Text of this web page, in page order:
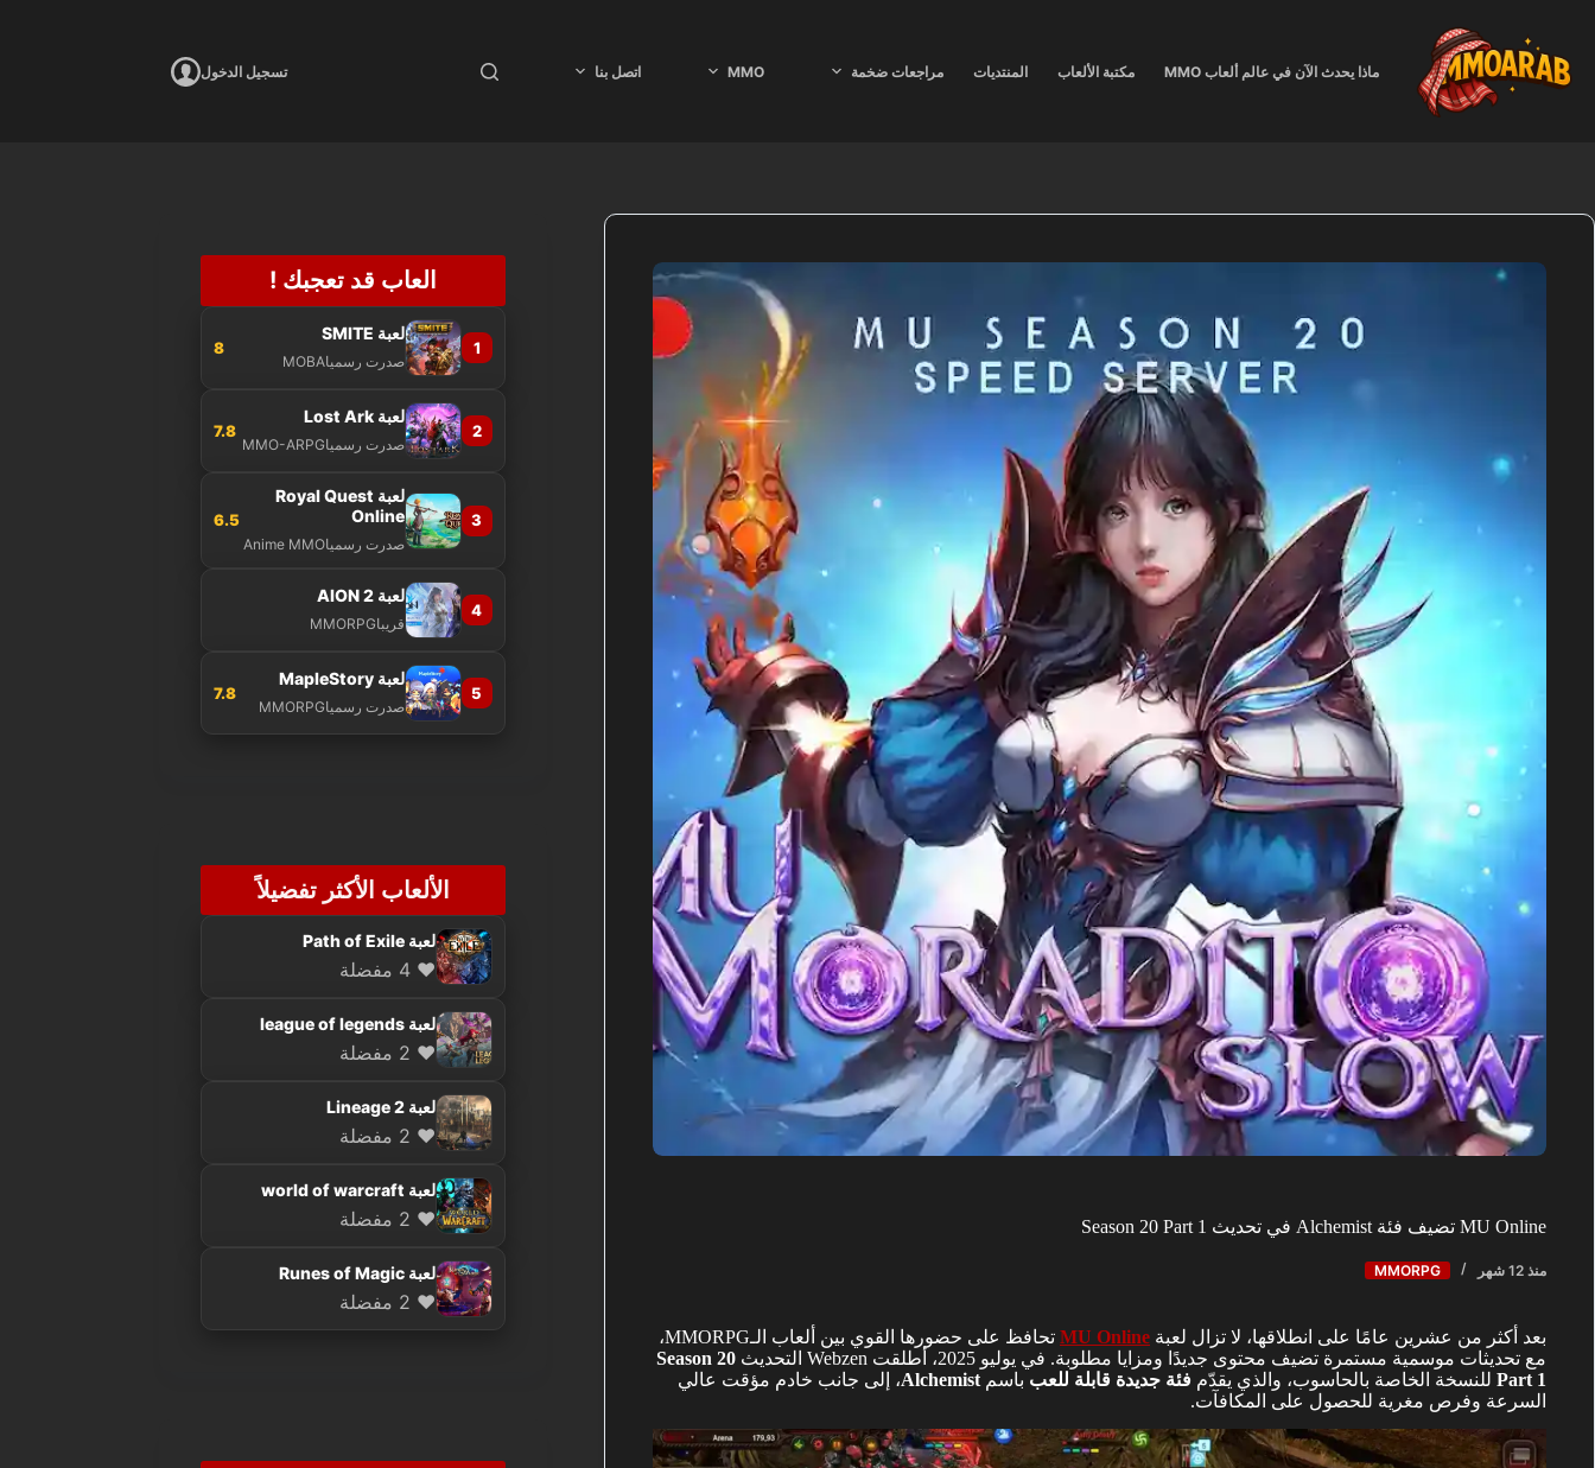
المحتوى
ماذا يحدث الآن في عالم ألعاب MMO مكتبة الألعاب المنتديات مراجعات ضخمة MMO اتصل بنا تسجيل الدخول
MU Online تضيف فئة Alchemist في تحديث Season 20 Part 1
منذ 12 شهر MMORPG
بعد أكثر من عشرين عامًا على انطلاقها، لا تزال لعبة MU Online
تحافظ على حضورها القوي بين ألعاب الـMMORPG،
مع تحديثات موسمية مستمرة تضيف محتوى جديدًا ومزايا مطلوبة. في يوليو 2025، أطلقت Webzen التحديث
Season 20
Part 1 للنسخة الخاصة بالحاسوب، والذي يقدّم فئة جديدة قابلة للعب باسم Alchemist، إلى جانب خادم مؤقت عالي
السرعة وفرص مغرية للحصول على المكافآت.
العاب قد تعجبك !
1
لعبة SMITE
صدرت رسمياMOBA
8
2
لعبة Lost Ark
صدرت رسمياMMO-ARPG
7.8
3
لعبة Royal Quest
Online
صدرت رسمياAnime MMO
6.5
4
لعبة AION 2
قريباMMORPG
5
لعبة MapleStory
صدرت رسمياMMORPG
7.8
الألعاب الأكثر تفضيلاً
لعبة Path of Exile
❤️ 4 مفضلة
لعبة league of legends
❤️ 2 مفضلة
لعبة Lineage 2
❤️ 2 مفضلة
لعبة world of warcraft
❤️ 2 مفضلة
لعبة Runes of Magic
❤️ 2 مفضلة